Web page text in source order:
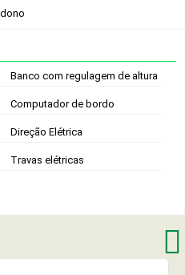
Banco com regulagem de altura
Computador de bordo
Direção Elétrica
Travas elétricas
